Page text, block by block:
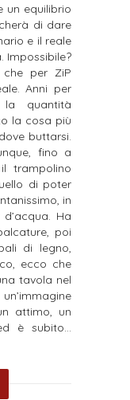
un equilibrio
di dare
e il reale
Impossibile?
che per ZiP
Anni per
quantità
la cosa più
buttarsi.
fino a
trampolino
di poter
in
Ha
poi
di legno,
ecco che
tavola nel
attimo, un
è subito…